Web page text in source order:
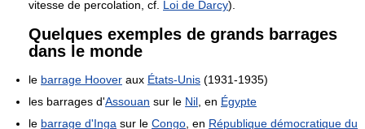
vitesse de percolation, cf. Loi de Darcy).
Quelques exemples de grands barrages
dans le monde
le barrage Hoover aux États-Unis (1931-1935)
les barrages d'Assouan sur le Nil, en Égypte
le barrage d'Inga sur le Congo, en République démocratique du